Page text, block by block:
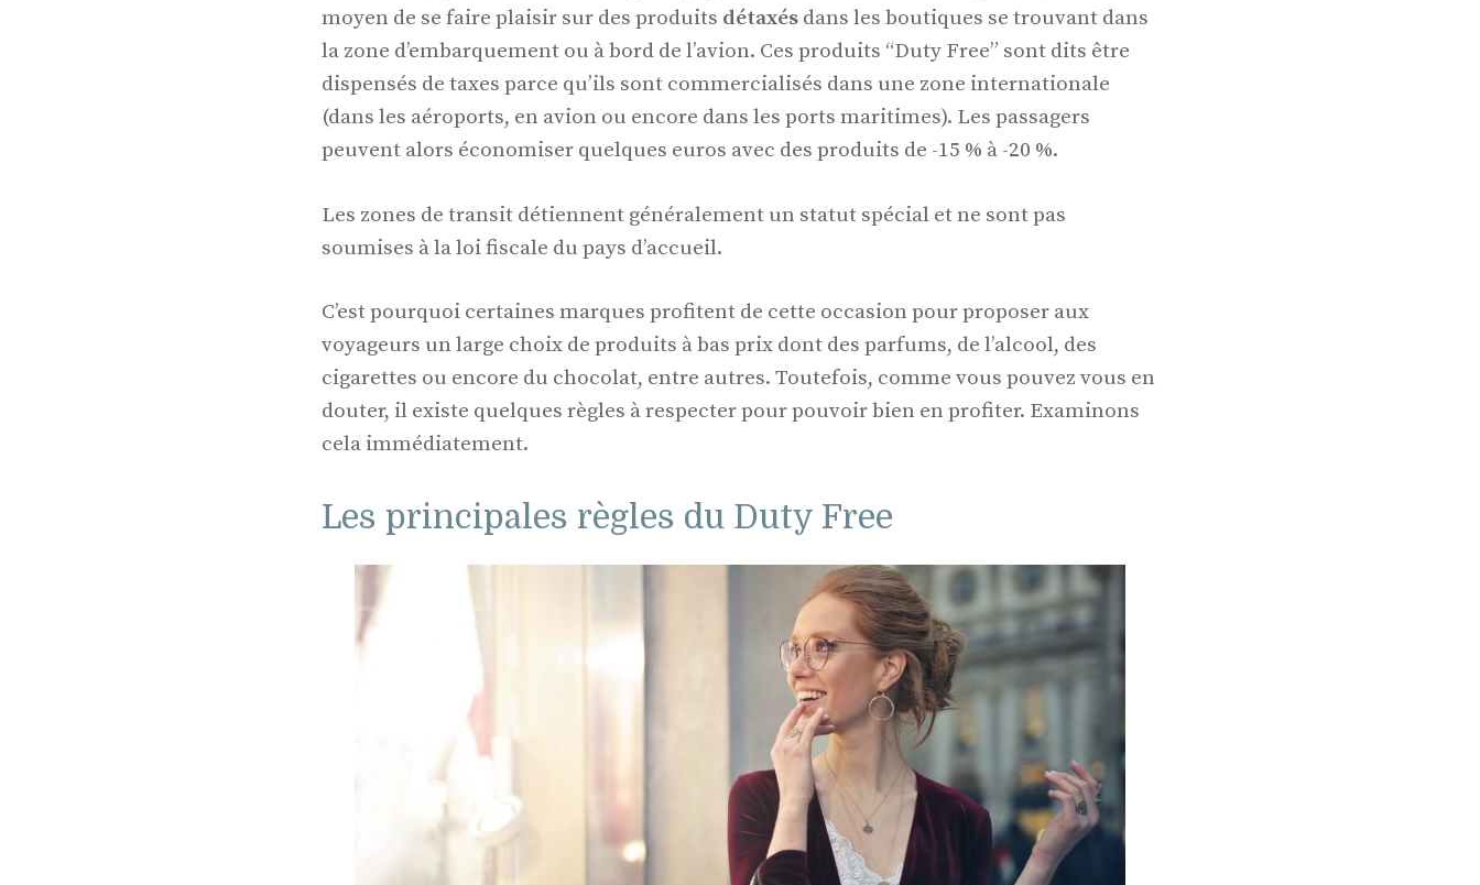
moyen de se faire plaisir sur des produits détaxés dans les boutiques se trouvant dans
la zone d’embarquement ou à bord de l’avion. Ces produits “Duty Free” sont dits être
dispensés de taxes parce qu’ils sont commercialisés dans une zone internationale
(dans les aéroports, en avion ou encore dans les ports maritimes). Les passagers
peuvent alors économiser quelques euros avec des produits de -15 % à -20 %.
Les zones de transit détiennent généralement un statut spécial et ne sont pas
soumises à la loi fiscale du pays d’accueil.
C’est pourquoi certaines marques profitent de cette occasion pour proposer aux
voyageurs un large choix de produits à bas prix dont des parfums, de l’alcool, des
cigarettes ou encore du chocolat, entre autres. Toutefois, comme vous pouvez vous en
douter, il existe quelques règles à respecter pour pouvoir bien en profiter. Examinons
cela immédiatement.
Les principales règles du Duty Free